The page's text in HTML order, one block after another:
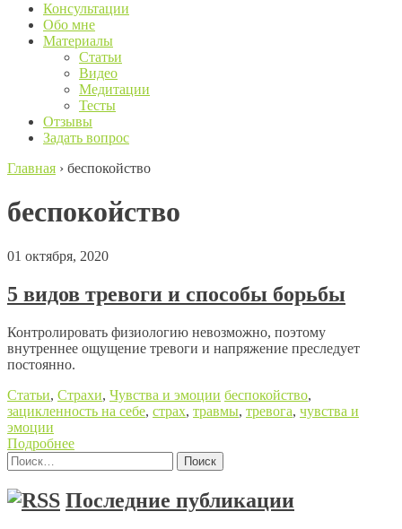
Консультации
Обо мне
Материалы
Статьи
Видео
Медитации
Тесты
Отзывы
Задать вопрос
Главная › беспокойство
беспокойство
01 октября, 2020
5 видов тревоги и способы борьбы
Контролировать физиологию невозможно, поэтому
внутреннее ощущение тревоги и напряжение преследует
постоянно.
Статьи, Страхи, Чувства и эмоции беспокойство,
зацикленность на себе, страх, травмы, тревога, чувства и
эмоции
Подробнее
Найти:
Последние публикации